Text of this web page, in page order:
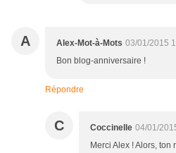
A Alex-Mot-à-Mots 03/01/2015
Bon blog-anniversaire !
Répondre
C Coccinelle 04/01/
Merci Alex ! Alors, ton